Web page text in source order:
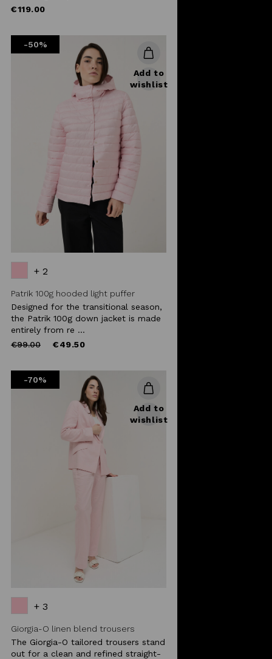
€119.00
-50%
Add to
wishlist
+ 2
Patrik 100g hooded light puffer
Designed for the transitional season,
the Patrik 100g down jacket is made
entirely from re ...
Price
€99.00to €49.50
-70%
Add to
wishlist
+ 3
Giorgia-O linen blend trousers
The Giorgia-O tailored trousers stand
out for a clean and refined straight-